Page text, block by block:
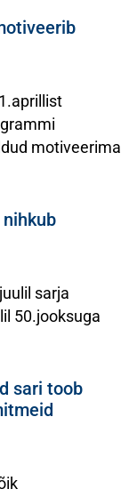
motiveerima
sarja
50.jooksuga
sari toob